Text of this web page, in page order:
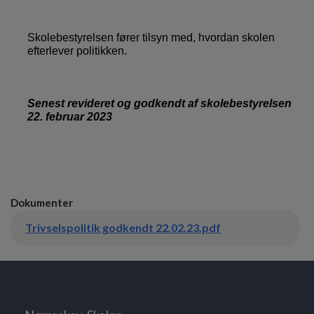
Skolebestyrelsen fører tilsyn med, hvordan skolen
efterlever politikken.
Senest revideret og godkendt af skolebestyrelsen
22. februar 2023
Dokumenter
Trivselspolitik godkendt 22.02.23.pdf